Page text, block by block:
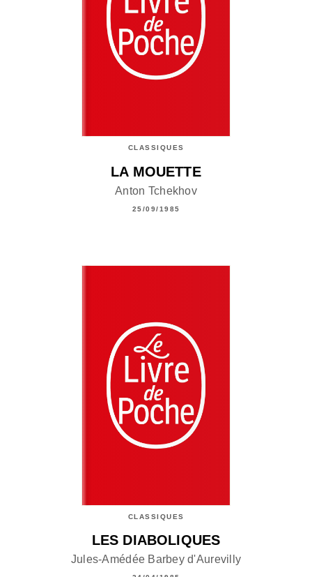
CLASSIQUES
LA MOUETTE
Anton Tchekhov
25/09/1985
CLASSIQUES
LES DIABOLIQUES
Jules-Amédée Barbey d'Aurevilly